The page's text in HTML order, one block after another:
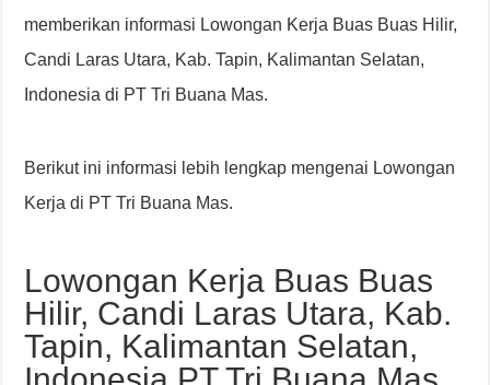
memberikan informasi Lowongan Kerja Buas Buas Hilir,
Candi Laras Utara, Kab. Tapin, Kalimantan Selatan,
Indonesia di PT Tri Buana Mas.
Berikut ini informasi lebih lengkap mengenai Lowongan
Kerja di PT Tri Buana Mas.
Lowongan Kerja Buas Buas
Hilir, Candi Laras Utara, Kab.
Tapin, Kalimantan Selatan,